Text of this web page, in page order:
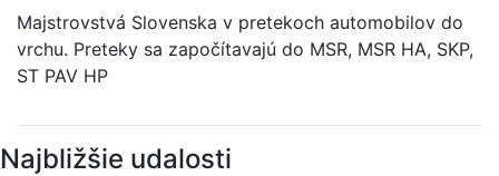
Majstrovstvá Slovenska v pretekoch automobilov do
vrchu. Preteky sa započítavajú do MSR, MSR HA, SKP,
ST PAV HP
Najbližšie udalosti